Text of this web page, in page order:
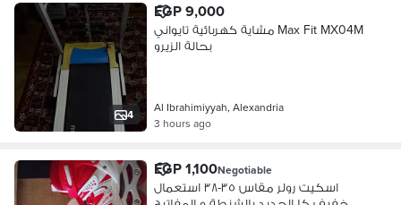
4
EGP 9,000
مشاية كهربائية تايواني Max Fit MX04M
بحالة الزيرو
Al Ibrahimiyyah, Alexandria
3 hours ago
EGP 1,100Negotiable
اسكيت رولر مقاس ٣٥-٣٨ استعمال